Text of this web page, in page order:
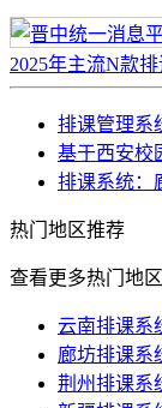
2025年主流N款
排课管理系
基于西安校
排课系统：
热门 地区推荐
查看更多热门地区
云南排课系
廊坊排课系
荆州排课系